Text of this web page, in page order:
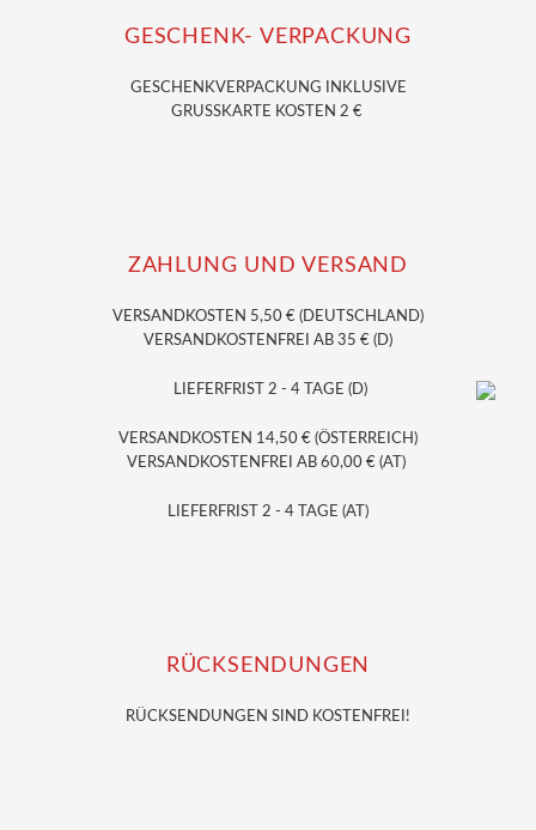
GESCHENK- VERPACKUNG
GESCHENKVERPACKUNG
INKLUSIVE
GRUSSKARTE KOSTEN 2 €
ZAHLUNG UND VERSAND
VERSANDKOSTEN 5,50 € (DEUTSCHLAND)
VERSANDKOSTENFREI AB 35 € (D)
LIEFERFRIST 2 - 4 TAGE (D)
VERSANDKOSTEN 14,50 € (ÖSTERREICH)
VERSANDKOSTENFREI AB 60,00 € (AT)
LIEFERFRIST 2 - 4 TAGE (AT)
RÜCKSENDUNGEN
RÜCKSENDUNGEN SIND KOSTENFREI!